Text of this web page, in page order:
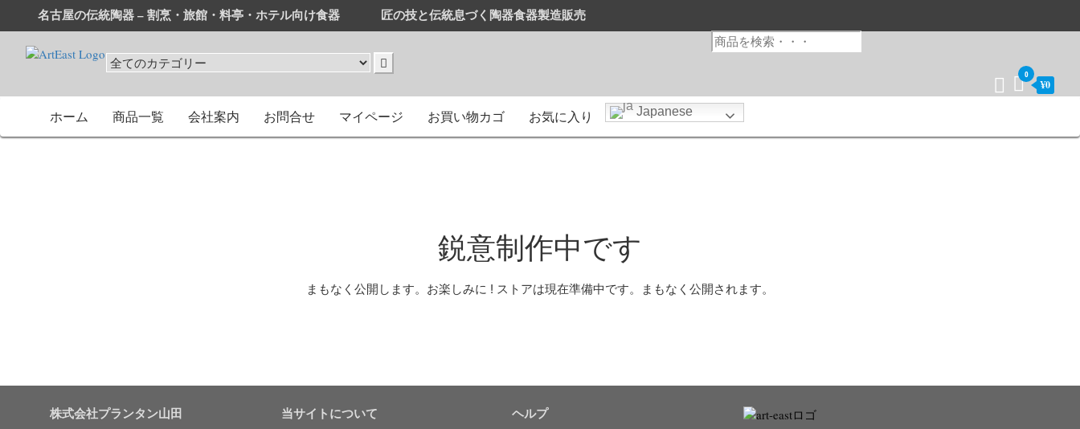
名古屋の伝統陶器 – 割烹・旅館・料亭・ホテル向け食器 匠の技と伝統息づく陶器食器製造販売
和食器・洋食器通販｜割烹・旅館・料亭・ホテル等業務用卸販売
業務用から個人用まで、おしゃれでかわいい和食器・洋食器はまとめ買いがお得です。 0
¥0
ホーム 商品一覧 会社案内 お問合せ マイページ お買い物カゴ お気に入り Japanese
鋭意制作中です
まもなく公開します。お楽しみに ! ストアは現在準備中です。まもなく公開されます。
株式会社プランタン山田 当サイトについて ヘルプ